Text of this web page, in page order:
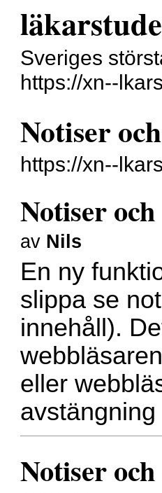
Sveriges
https://xn--
Notiser
https://xn--
Notiser
av Nils
En ny
slippa se
innehåll).
eller
Notiser